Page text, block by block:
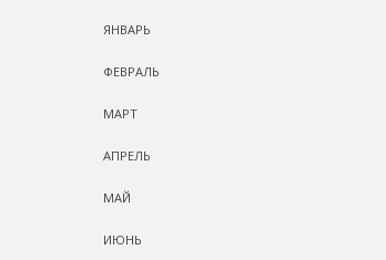
ЯНВАРЬ
ФЕВРАЛЬ
МАРТ
АПРЕЛЬ
МАЙ
ИЮНЬ